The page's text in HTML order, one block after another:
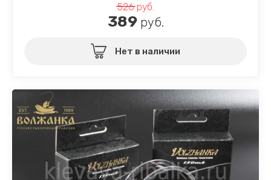
526руб.
389руб.
Нет в наличии